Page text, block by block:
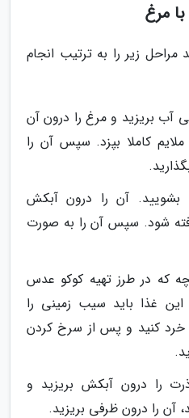
مرغ
مراحل زیر را به ترتیب انجام
آب بریزید و مرغ را درون آن
کاملا بپزد. سپس آن را
بشویید. آن را درون آبکش
شود. سپس آن را به صورت
که در طرز تهیه کوکو عدس
غذا باید سیب زمینی را
خرد کنید و پس از سرخ کردن
را درون آبکش بریزید و
آن را درون ظرفی بریزید.